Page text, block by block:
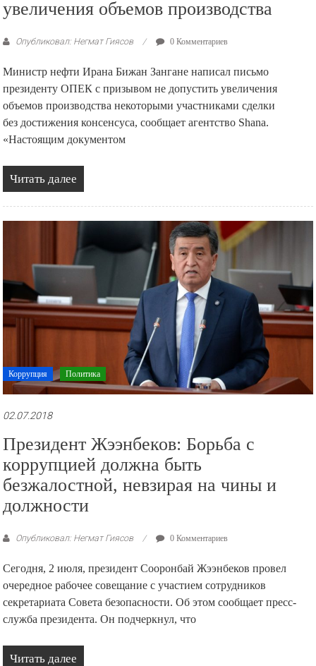
увеличения объемов производства
Опубликовал: Негмат Гиясов 0 Комментариев
Министр нефти Ирана Бижан Зангане написал письмо
президенту ОПЕК с призывом не допустить увеличения
объемов производства некоторыми участниками сделки
без достижения консенсуса, сообщает агентство Shana.
«Настоящим документом
Читать далее
Коррупция Политика
02.07.2018
Президент Жээнбеков: Борьба с
коррупцией должна быть
безжалостной, невзирая на чины и
должности
Опубликовал: Негмат Гиясов 0 Комментариев
Сегодня, 2 июля, президент Сооронбай Жээнбеков провел
очередное рабочее совещание с участием сотрудников
секретариата Совета безопасности. Об этом сообщает пресс-
служба президента. Он подчеркнул, что
Читать далее